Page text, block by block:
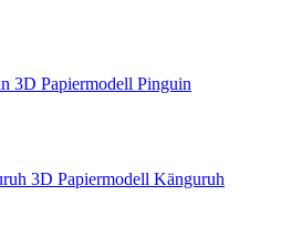
3D Papiermodell Pinguin
3D Papiermodell Känguruh